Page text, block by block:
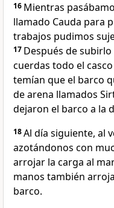
16 Mientras
llamado Cauda para
trabajos pudimos
17 Después de
cuerdas todo el
temían que el barco
de arena llamados
dejaron el barco a la
18Al día siguiente, al
azotándonos con
arrojar la carga al
manos también
barco.